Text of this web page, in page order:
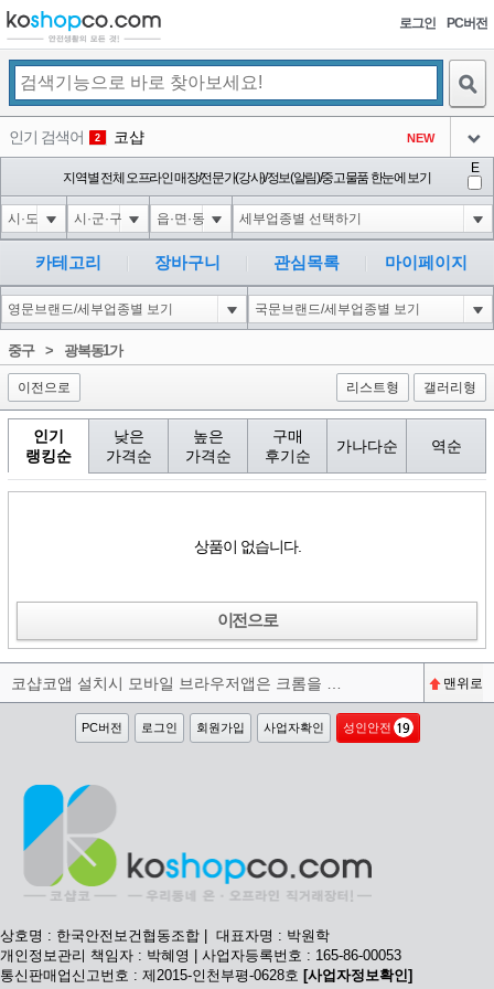
로그인 PC버전
인기 검색어 2 코샵 NEW
3 1-1 waitfor delay '0:0:15' --
아이콘
4 1-1; waitfor delay '0:0:15' --
아이콘
5 1*DBMS_PIPE.RECEIVE_MESSAGE(CHR(99)||CHR(99)||CHR(99),15)
아이콘
1
6 1-1); waitfor delay '0:0:15' --
아이콘
1
1
지역별 전체 오프라인 매장/전문가(강사)/정보(알림)/중고물품 한눈에 보기
E
카테고리 장바구니 관심목록 마이페이지
중구> 광복동1가
이전으로 리스트형 갤러리형
인기
랭킹순
낮은
가격순
높은
가격순
구매
후기순
가나다순 역순
상품이 없습니다.
이전으로
맨위로
PC버전 로그인 회원가입 사업자확인 성인안전
상호명 : 한국안전보건협동조합 | 대표자명 : 박원학
개인정보관리 책임자 : 박혜영 | 사업자등록번호 : 165-86-00053
통신판매업신고번호 : 제2015-인천부평-0628호 [사업자정보확인]